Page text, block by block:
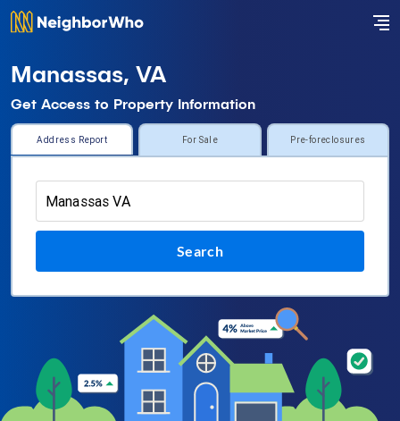
Manassas, VA
Get Access to Property Information
Address Report For Sale Pre-foreclosures
Search